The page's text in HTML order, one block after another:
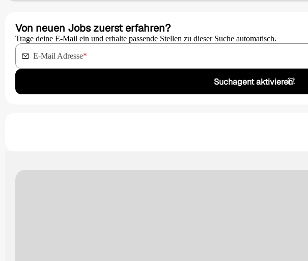
Von neuen Jobs zuerst erfahren?
Trage deine E-Mail ein und erhalte passende Stellen zu dieser Suche automatisch.
E-Mail Adresse*
Suchagent aktivieren